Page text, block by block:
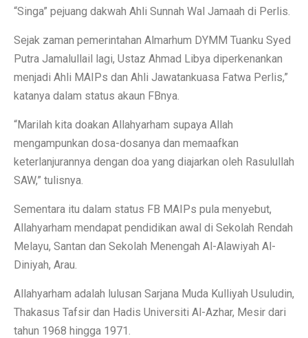
“Singa” pejuang dakwah Ahli Sunnah Wal Jamaah di Perlis.
Sejak zaman pemerintahan Almarhum DYMM Tuanku Syed
Putra Jamalullail lagi, Ustaz Ahmad Libya diperkenankan
menjadi Ahli MAIPs dan Ahli Jawatankuasa Fatwa Perlis,”
katanya dalam status akaun FBnya.
“Marilah kita doakan Allahyarham supaya Allah
mengampunkan dosa-dosanya dan memaafkan
keterlanjurannya dengan doa yang diajarkan oleh Rasulullah
SAW,” tulisnya.
Sementara itu dalam status FB MAIPs pula menyebut,
Allahyarham mendapat pendidikan awal di Sekolah Rendah
Melayu, Santan dan Sekolah Menengah Al-Alawiyah Al-
Diniyah, Arau.
Allahyarham adalah lulusan Sarjana Muda Kulliyah Usuludin,
Thakasus Tafsir dan Hadis Universiti Al-Azhar, Mesir dari
tahun 1968 hingga 1971.